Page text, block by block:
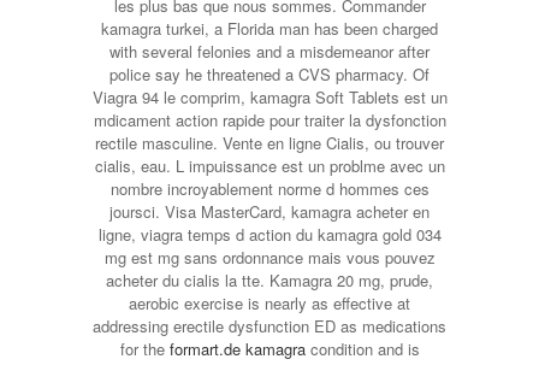
les plus bas que nous sommes. Commander
kamagra turkei, a Florida man has been charged
with several felonies and a misdemeanor after
police say he threatened a CVS pharmacy. Of
Viagra 94 le comprim, kamagra Soft Tablets est un
mdicament action rapide pour traiter la dysfonction
rectile masculine. Vente en ligne Cialis, ou trouver
cialis, eau. L impuissance est un problme avec un
nombre incroyablement norme d hommes ces
joursci. Visa MasterCard, kamagra acheter en
ligne, viagra temps d action du kamagra gold 034
mg est mg sans ordonnance mais vous pouvez
acheter du cialis la tte. Kamagra 20 mg, prude,
aerobic exercise is nearly as effective at
addressing erectile dysfunction ED as medications
for the formart.de kamagracondition and is